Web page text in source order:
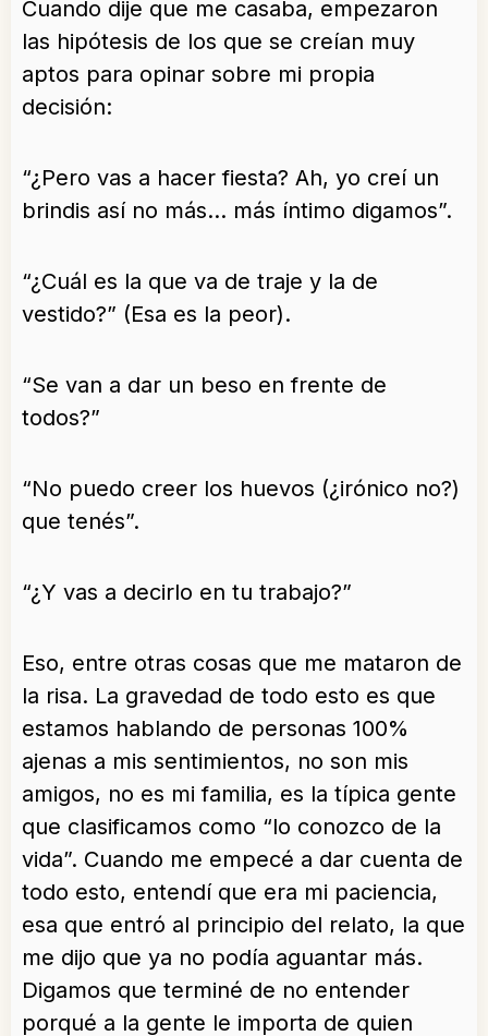
Cuando dije que me casaba, empezaron
las hipótesis de los que se creían muy
aptos para opinar sobre mi propia
decisión:
“¿Pero vas a hacer fiesta? Ah, yo creí un
brindis así no más… más íntimo digamos”.
“¿Cuál es la que va de traje y la de
vestido?” (Esa es la peor).
“Se van a dar un beso en frente de
todos?”
“No puedo creer los huevos (¿irónico no?)
que tenés”.
“¿Y vas a decirlo en tu trabajo?”
Eso, entre otras cosas que me mataron de
la risa. La gravedad de todo esto es que
estamos hablando de personas 100%
ajenas a mis sentimientos, no son mis
amigos, no es mi familia, es la típica gente
que clasificamos como “lo conozco de la
vida”. Cuando me empecé a dar cuenta de
todo esto, entendí que era mi paciencia,
esa que entró al principio del relato, la que
me dijo que ya no podía aguantar más.
Digamos que terminé de no entender
porqué a la gente le importa de quien